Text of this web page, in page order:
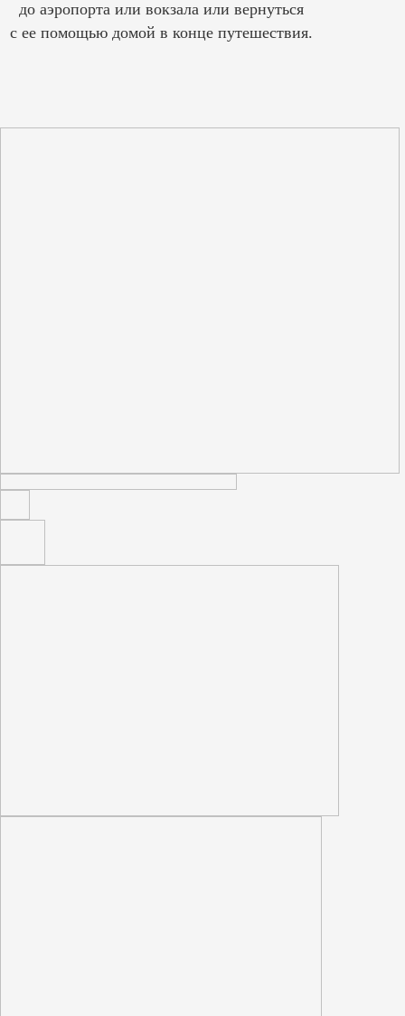
до аэропорта или вокзала или вернуться
с ее помощью домой в конце путешествия.